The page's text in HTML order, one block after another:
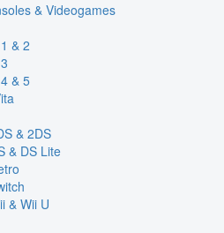
& Videogames
& 2
& 5
& 2DS
& DS Lite
& Wii U